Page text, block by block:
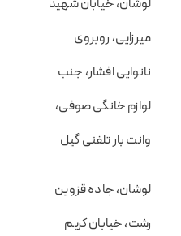
لوشان، خیابان شهید
میرزایی، روبروی
نانوایی افشار، جنب
لوازم خانگی صوفی،
وانت بار تلفنی گیل
لوشان، جاده قزوین
رشت، خیابان کریم